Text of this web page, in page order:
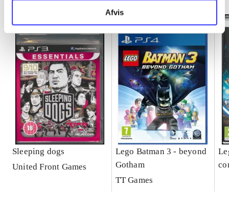
Afvis
Sleeping dogs
United Front Games
Lego Batman 3 - beyond
Gotham
TT Games